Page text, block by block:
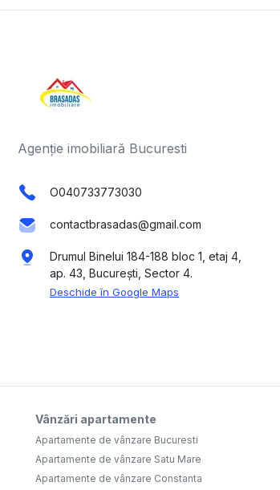
Agenție imobiliară Bucuresti
O040733773030
contactbrasadas@gmail.com
Drumul Binelui 184-188 bloc 1, etaj 4,
ap. 43, București, Sector 4.
Deschide în Google Maps
Vânzări apartamente
Apartamente de vânzare Bucuresti
Apartamente de vânzare Satu Mare
Apartamente de vânzare Constanta